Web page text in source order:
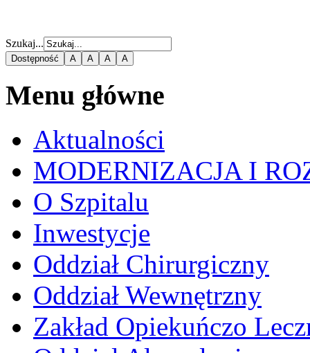
Szukaj...
Dostępność A A A A
Menu główne
Aktualności
MODERNIZACJA I
O Szpitalu
Inwestycje
Oddział Chirurgiczny
Oddział Wewnętrzny
Zakład Opiekuńczo